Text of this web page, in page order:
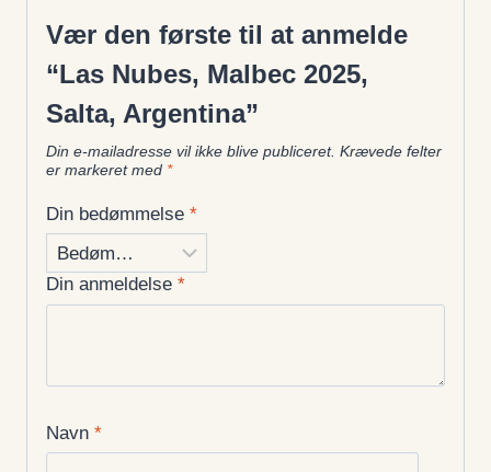
Vær den første til at anmelde
“Las Nubes, Malbec 2025,
Salta, Argentina”
Din e-mailadresse vil ikke blive publiceret. Krævede felter
er markeret med *
Din bedømmelse *
Din anmeldelse *
Navn *